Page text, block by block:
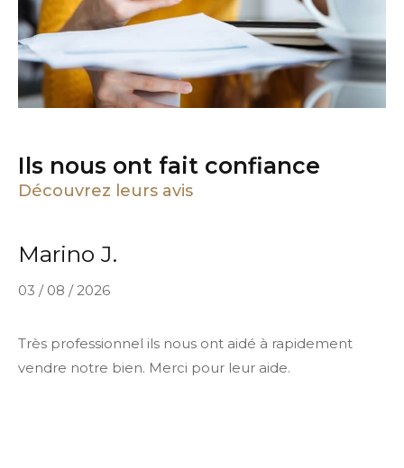
professionnel. »
Ils nous ont fait confiance
Découvrez leurs avis
Marino J.
03 / 08 / 2026
Très professionnel ils nous ont aidé à rapidement
vendre notre bien. Merci pour leur aide.